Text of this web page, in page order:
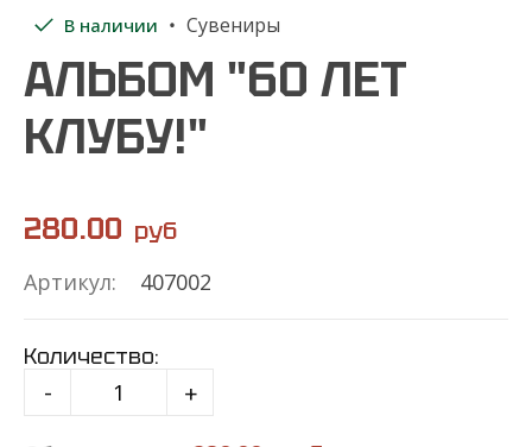
В наличии Сувениры
АЛЬБОМ "60 ЛЕТ
КЛУБУ!"
280.00 руб
Артикул: 407002
Количество:
-
+